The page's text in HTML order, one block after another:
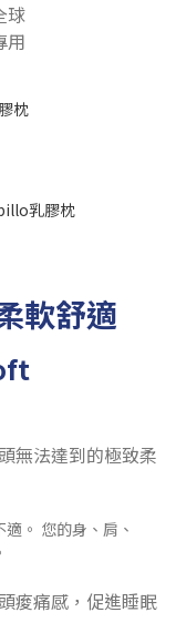
球
用
軟舒適
無法達到的極致柔
。 您的身、肩、
痠痛感，促進睡眠